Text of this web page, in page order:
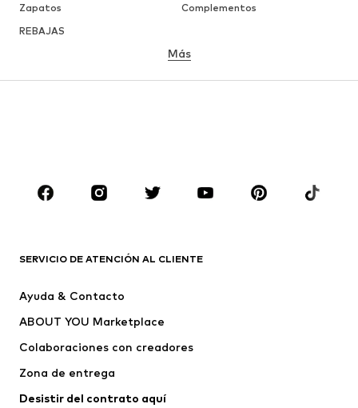
Zapatos
Complementos
REBAJAS
MARCAS
PUMA
CONVERSE
K-Way
Más
SERVICIO DE ATENCIÓN AL CLIENTE
Ayuda & Contacto
ABOUT YOU Marketplace
Colaboraciones con creadores
Zona de entrega
Desistir del contrato aquí